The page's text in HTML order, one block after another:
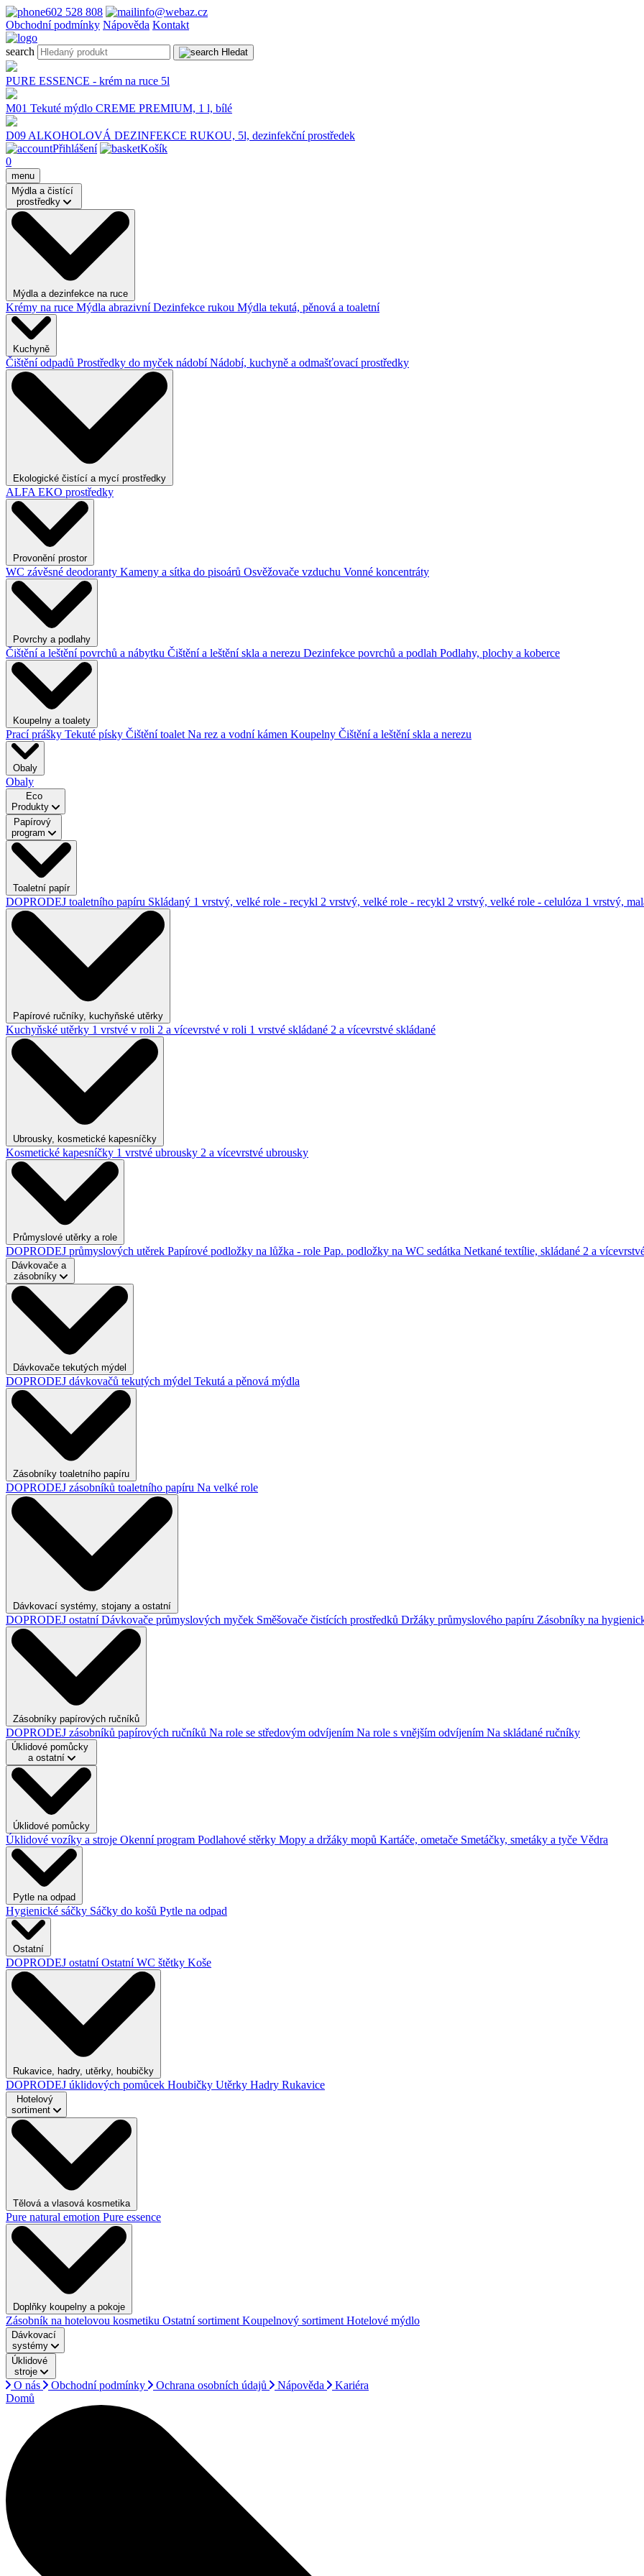
602 528 808
info@webaz.cz
Obchodní podmínky Nápověda Kontakt
search Hledat
PURE ESSENCE - krém na ruce 5l
M01 Tekuté mýdlo CREME PREMIUM, 1 l, bílé
D09 ALKOHOLOVÁ DEZINFEKCE RUKOU, 5l, dezinfekční prostředek
Přihlášení
Košík
0
menu
Mýdla a čistící
prostředky
Mýdla a dezinfekce na ruce
Krémy na ruce Mýdla abrazivníDezinfekce rukou Mýdla tekutá, pěnová a toaletní
Kuchyně
Čištění odpadů Prostředky do myček nádobíNádobí, kuchyně a odmašťovací prostředky
Ekologické čistící a mycí prostředky
ALFA EKO prostředky
Provonění prostor
WC závěsné deodoranty Kameny a sítka do pisoárů Osvěžovače vzduchu Vonné koncentráty
Povrchy a podlahy
Čištění a leštění povrchů a nábytku Čištění a leštění skla a nerezu Dezinfekce povrchů a podlah Podlahy, plochy a koberce
Koupelny a toalety
Prací prášky Tekuté písky Čištění toalet Na rez a vodní kámen Koupelny Čištění a leštění skla a nerezu
Obaly
Obaly
Eco
Produkty
Papírový
program
Toaletní papír
DOPRODEJ toaletního papíru Skládaný 1 vrstvý, velké role - recykl 2 vrstvý, velké role - recykl 2 vrstvý, velké role - celulóza 1 vrstvý,
Papírové ručníky, kuchyňské utěrky
Kuchyňské utěrky 1 vrstvé v roli 2 a vícevrstvé v roli 1 vrstvé skládané 2 a vícevrstvé skládané
Ubrousky, kosmetické kapesníčky
Kosmetické kapesníčky 1 vrstvé ubrousky 2 a vícevrstvé ubrousky
Průmyslové utěrky a role
DOPRODEJ průmyslových utěrek Papírové podložky na lůžka - role Pap. podložky na WC sedátka Netkané textílie, skládané 2 a
Dávkovače a
zásobníky
Dávkovače tekutých mýdel
DOPRODEJ dávkovačů tekutých mýdel Tekutá a pěnová mýdla
Zásobníky toaletního papíru
DOPRODEJ zásobníků toaletního papíru Na velké role
Dávkovací systémy, stojany a ostatní
DOPRODEJ ostatníDávkovače průmyslových myček Směšovače čistících prostředků Držáky průmyslového papíru Zásobníky na
Zásobníky papírových ručníků
DOPRODEJ zásobníků papírových ručníků Na role se středovým odvíjením Na role s vnějším odvíjením Na skládané ručníky
Úklidové pomůcky
a ostatní
Úklidové pomůcky
Úklidové vozíky a stroje Okenní program Podlahové stěrky Mopy a držáky mopů Kartáče, ometače Smetáčky, smetáky a tyče Vědra
Pytle na odpad
Hygienické sáčky Sáčky do košů Pytle na odpad
Ostatní
DOPRODEJ ostatníOstatníWC štětky Koše
Rukavice, hadry, utěrky, houbičky
DOPRODEJ úklidových pomůcek Houbičky Utěrky Hadry Rukavice
Hotelový
sortiment
Tělová a vlasová kosmetika
Pure natural emotion Pure essence
Doplňky koupelny a pokoje
Zásobník na hotelovou kosmetiku Ostatní sortiment Koupelnový sortiment Hotelové mýdlo
Dávkovací
systémy
Úklidové
stroje
O nás Obchodní podmínky Ochrana osobních údajů Nápověda
Kariéra
Domů